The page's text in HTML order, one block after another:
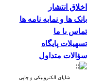
اخلاق انتشار
بانک ها و نمایه نامه ها
تماس با ما
تسهیلات پایگاه
سؤالات متداول
شاپای الکترونیکی و چاپی